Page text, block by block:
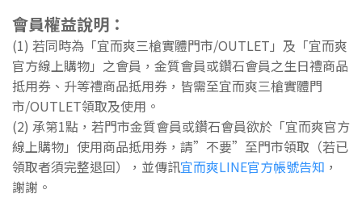
會員權益說明：
(1) 若同時為「宜而爽三槍實體門市/OUTLET」及「宜而爽
官方線上購物」之會員，金質會員或鑽石會員之生日禮商品
抵用券、升等禮商品抵用券，皆需至宜而爽三槍實體門
市/OUTLET領取及使用。
(2) 承第1點，若門市金質會員或鑽石會員欲於「宜而爽官方
線上購物」使用商品抵用券，請”不要”至門市領取（若已
領取者須完整退回），並傳訊宜而爽LINE官方帳號告知 ，
謝謝。